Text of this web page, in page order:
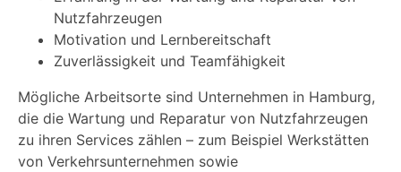
Nutzfahrzeugen
Motivation und Lernbereitschaft
Zuverlässigkeit und Teamfähigkeit
Mögliche Arbeitsorte sind Unternehmen in Hamburg,
die die Wartung und Reparatur von Nutzfahrzeugen
zu ihren Services zählen – zum Beispiel Werkstätten
von Verkehrsunternehmen sowie